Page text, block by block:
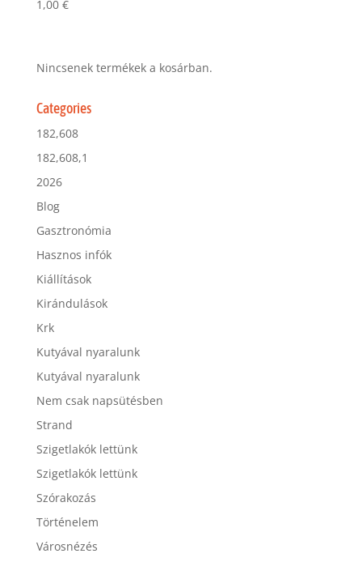
1,00 €
Nincsenek termékek a kosárban.
Categories
182,608
182,608,1
2026
Blog
Gasztronómia
Hasznos infók
Kiállítások
Kirándulások
Krk
Kutyával nyaralunk
Kutyával nyaralunk
Nem csak napsütésben
Strand
Szigetlakók lettünk
Szigetlakók lettünk
Szórakozás
Történelem
Városnézés